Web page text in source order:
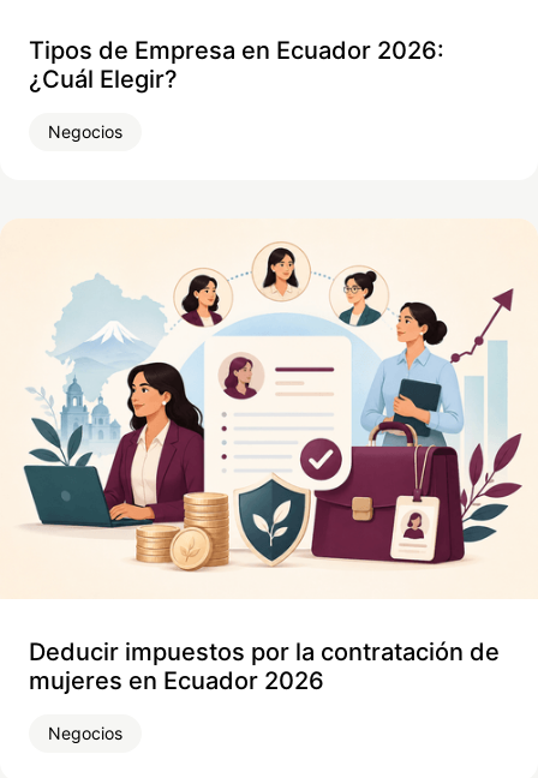
Tipos de Empresa en Ecuador 2026:
¿Cuál Elegir?
Negocios
Deducir impuestos por la contratación de
mujeres en Ecuador 2026
Negocios